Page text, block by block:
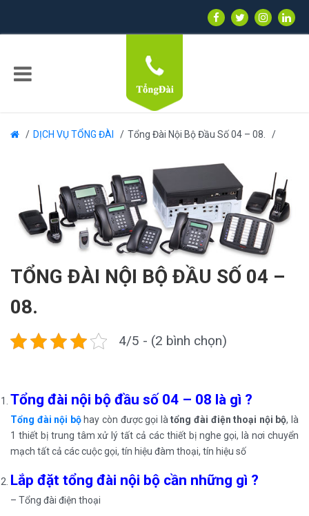
DỊCH VỤ TỔNG ĐÀI Tổng Đài Nội Bộ Đầu Số 04 – 08.
TỔNG ĐÀI NỘI BỘ ĐẦU SỐ 04 –
08.
4/5 - (2 bình chọn)
Tổng đài nội bộ đầu số 04 – 08 là gì ?
Tổng đài nội bộhay còn được gọi làtổng đài điện thoại nội bộ, là
1 thiết bị trung tâm xử lý tất cả các thiết bị nghe gọi, là nơi chuyển
mạch tất cả các cuộc gọi, tín hiệu đàm thoại, tín hiệu số
Lắp đặt tổng đài nội bộ cần những gì ?
– Tổng đài điện thoại